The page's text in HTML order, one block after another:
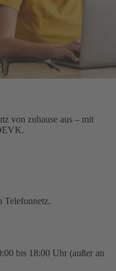
von zuhause aus – mit
Telefonnetz.
bis 18:00 Uhr (außer an